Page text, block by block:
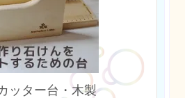
ッター台・木製